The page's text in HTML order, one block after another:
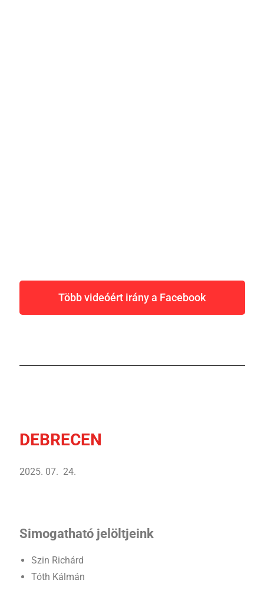
Több videóért irány a Facebook
DEBRECEN
2025. 07. 24.
Simogatható jelöltjeink
Szin Richárd
Tóth Kálmán